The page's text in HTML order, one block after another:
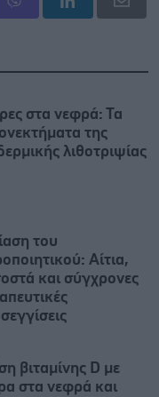
στα νεφρά: Τα
της
λιθοτριψίας
του
Αίτια,
και σύγχρονες
βιταμίνης D με
στα νεφρά και